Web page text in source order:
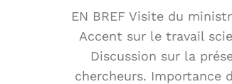
EN BREF Visite du
Accent sur le travail
Discussion sur la
chercheurs. Importance